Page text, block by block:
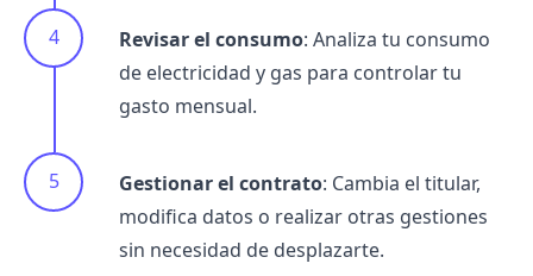
Revisar el consumo: Analiza tu consumo
de electricidad y gas para controlar tu
gasto mensual.
Gestionar el contrato: Cambia el titular,
modifica datos o realizar otras gestiones
sin necesidad de desplazarte.